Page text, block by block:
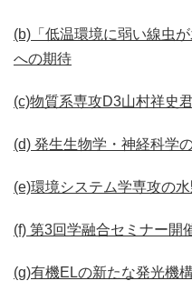
(b)「低温環境に弱い線虫
への期待
(c)物質系専攻D3山村祥史
(d) 発生生物学・神経科学
(e)環境システム学専攻の
(f) 第3回学融合セミナー開
(g)有機ELの新たな発光機